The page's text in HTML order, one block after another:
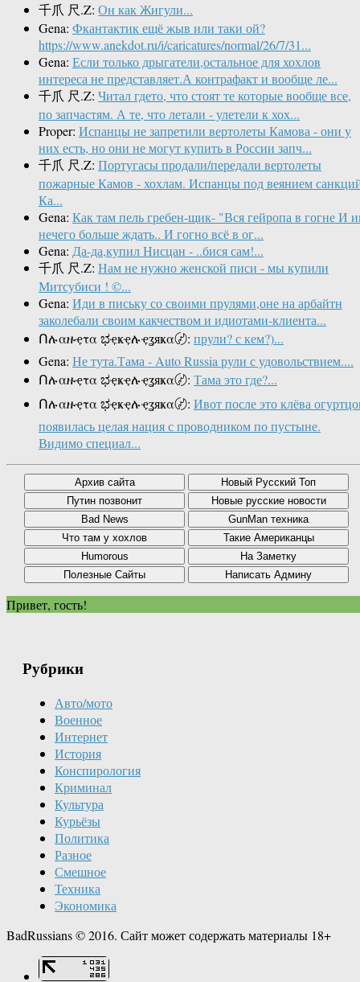
千爪 尺.Z: Он как Жигули...
Gena: Фкантактик ещё жыв или таки ой?
https://www.anekdot.ru/i/caricatures/normal/26/7/31...
Gena: Если только дрыгатели,остальное для хохлов
интереса не представляет.А контрафакт и вообще ле...
千爪 尺.Z: Читал гдето, что стоят те которые вообще все,
по запчастям. А те, что летали - улетели к хох...
Proper: Испанцы не запретили вертолеты Камова - они у
них есть, но они не могут купить в России запч...
千爪 尺.Z: Португасы продали/передали вертолеты
пожарные Камов - хохлам. Испанцы под веянием
Ка...
Gena: Как там пель гребен-щик- "Вся гейропа в гогне И
нечего больше ждать.. И гогно всё в ог...
Gena: Да-да,купил Нисцан - ..бися сам!...
千爪 尺.Z: Нам не нужно женской писи - мы купили
Митсубиси ! ©...
Gena: Иди в письку со своими прулями,оне на арбайтн
заколебали своим какчеством и идиотами-клиента...
Ոሉαዙҿτα ಭҿҝҿሉҿʓяҝα〄: прули? с кем?)...
Gena: Не тута.Тама - Auto Russia рули с удовольствием....
Ոሉαዙҿτα ಭҿҝҿሉҿʓяҝα〄: Тама это где?...
Ոሉαዙҿτα ಭҿҝҿሉҿʓяҝα〄: Ивот после это клёва
появилась целая нация с проводником по пустыне.
Видимо специал...
Привет, гость!
Рубрики
Авто/мото
Военное
Интернет
История
Конспирология
Криминал
Культура
Курьёзы
Политика
Разное
Смешное
Техника
Экономика
BadRussians © 2016. Сайт может содержать материалы 18+